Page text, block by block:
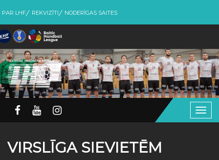
PAR LHF REKVIZĪTI NODERĪGAS SAITES
VIRSLĪGA SIEVIETĒM